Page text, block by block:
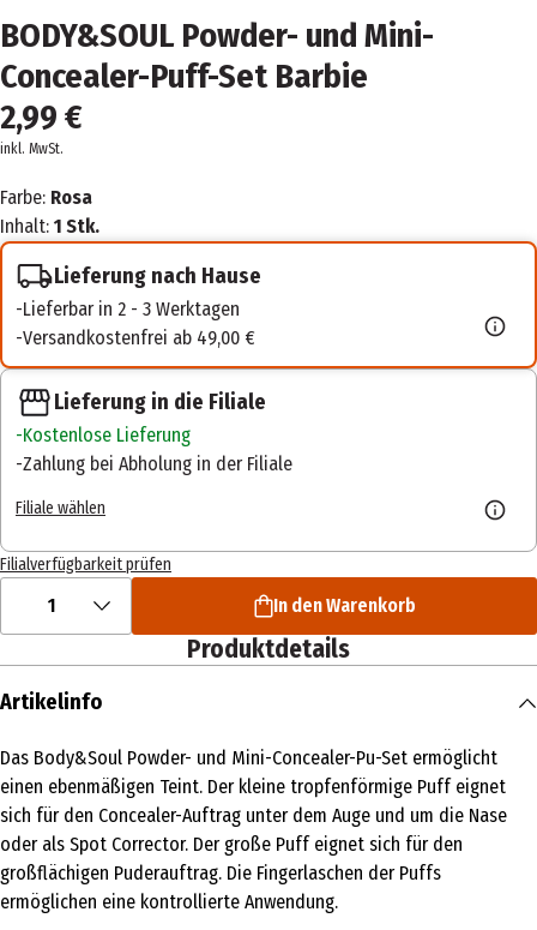
BODY&SOUL Powder- und Mini-
Concealer-Puff-Set Barbie
2,99 €
inkl. MwSt.
Farbe: Rosa
Inhalt: 1 Stk.
Lieferung nach Hause
Lieferbar in 2 - 3 Werktagen
Versandkostenfrei ab 49,00 €
Lieferung in die Filiale
Kostenlose Lieferung
Zahlung bei Abholung in der Filiale
Filiale wählen
Filialverfügbarkeit prüfen
1 In den Warenkorb
Produktdetails
Artikelinfo
Das Body&Soul Powder- und Mini-Concealer-Pu-Set ermöglicht
einen ebenmäßigen Teint. Der kleine tropfenförmige Puff eignet
sich für den Concealer-Auftrag unter dem Auge und um die Nase
oder als Spot Corrector. Der große Puff eignet sich für den
großflächigen Puderauftrag. Die Fingerlaschen der Puffs
ermöglichen eine kontrollierte Anwendung.